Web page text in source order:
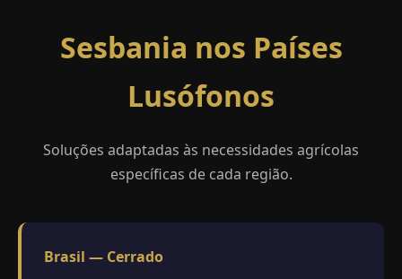
Sesbania nos Países
Lusófonos
Soluções adaptadas às necessidades agrícolas
específicas de cada região.
Brasil — Cerrado